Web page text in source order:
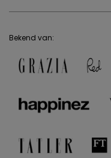
Bekend van: